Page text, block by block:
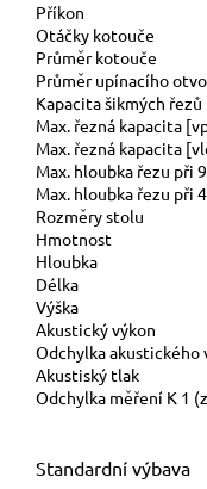
Příkon
Otáčky kotouče
Průměr kotouče
Průměr upínacího
Kapacita šikmých řezů
Max. řezná kapacita
Max. řezná kapacita
Max. hloubka řezu při
Max. hloubka řezu při
Rozměry stolu
Hmotnost
Hloubka
Délka
Výška
Akustický výkon
Odchylka akustického
Akustiský tlak
Odchylka měření K 1
Standardní výbava